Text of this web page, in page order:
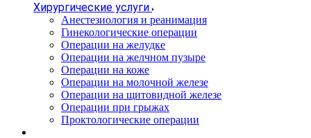
Хирургические услуги
Анестезиология и реанимация
Гинекологические операции
Операции на желудке
Операции на желчном пузыре
Операции на коже
Операции на молочной железе
Операции на щитовидной железе
Операции при грыжах
Проктологические операции